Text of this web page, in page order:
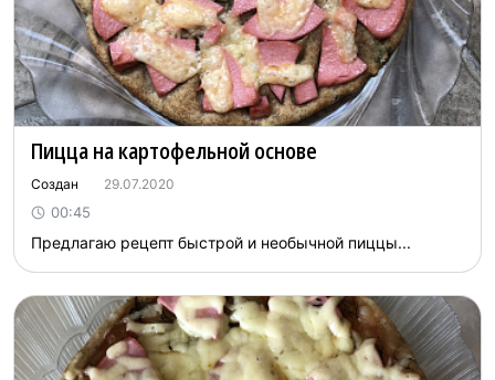
Пицца на картофельной основе
Создан 29.07.2020
00:45
Предлагаю рецепт быстрой и необычной пиццы...